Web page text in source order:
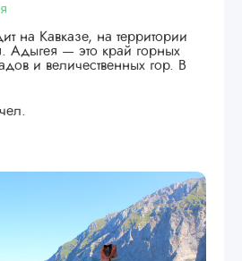
на Кавказе, на территории
Адыгея — это край горных
и величественных гор. В